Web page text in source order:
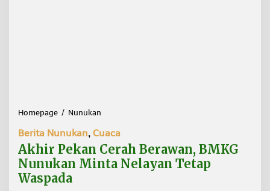
Homepage / Nunukan
h
i
r
P
Berita Nunukan, Cuaca
Akhir Pekan Cerah Berawan, BMKG
Nunukan Minta Nelayan Tetap
Waspada